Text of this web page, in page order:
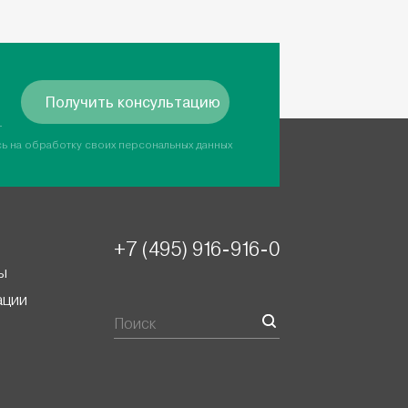
Получить консультацию
на обработку своих персональных данных
+7 (495) 916-916-0